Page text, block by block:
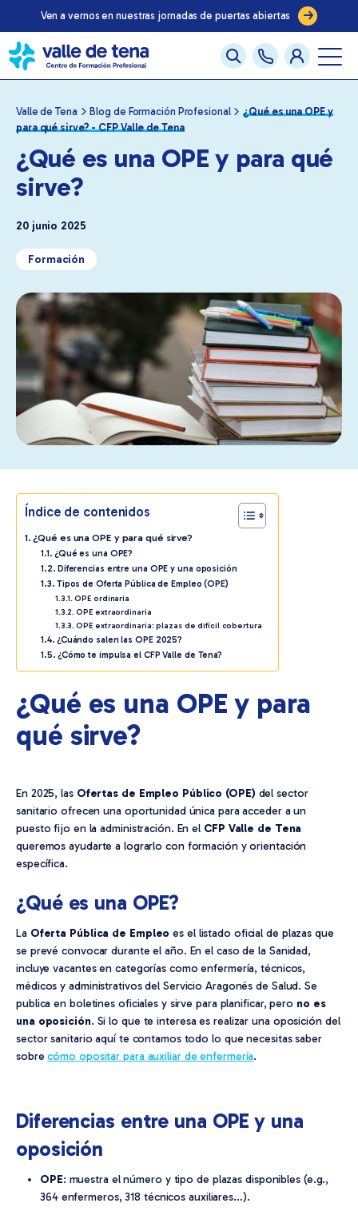
Ven a vernos en nuestras jornadas de puertas abiertas
Valle de Tena Blog de Formación Profesional
¿Qué es una OPE y
para qué sirve? - CFP Valle de Tena
¿Qué es una OPE y para qué
sirve?
20 junio 2025
Formación
Índice de contenidos
¿Qué es una OPE y para qué sirve?
¿Qué es una OPE?
Diferencias entre una OPE y una oposición
Tipos de Oferta Pública de Empleo (OPE)
OPE ordinaria
OPE extraordinaria
OPE extraordinaria: plazas de difícil cobertura
¿Cuándo salen las OPE 2025?
¿Cómo te impulsa el CFP Valle de Tena?
¿Qué es una OPE y para
qué sirve?
En 2025, las Ofertas de Empleo Público (OPE) del sector
sanitario ofrecen una oportunidad única para acceder a un
puesto fijo en la administración. En el CFP Valle de Tena
queremos ayudarte a lograrlo con formación y orientación
específica.
¿Qué es una OPE?
La Oferta Pública de Empleo es el listado oficial de plazas que
se prevé convocar durante el año. En el caso de la Sanidad,
incluye vacantes en categorías como enfermería, técnicos,
médicos y administrativos del Servicio Aragonés de Salud. Se
publica en boletines oficiales y sirve para planificar, pero no es
una oposición. Si lo que te interesa es realizar una oposición del
sector sanitario aquí te contamos todo lo que necesitas saber
sobrecómo opositar para auxiliar de enfermería.
Diferencias entre una OPE y una
oposición
OPE: muestra el número y tipo de plazas disponibles (e.g.,
364 enfermeros, 318 técnicos auxiliares…).